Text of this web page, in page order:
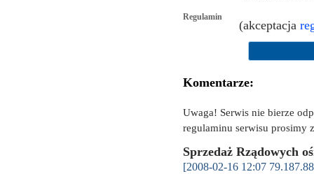
Regulamin
(akceptacja
Komentarze:
Uwaga! Serwis nie bierze
regulaminu serwisu prosimy
Sprzedaż Rządowych
[2008-02-16 12:07